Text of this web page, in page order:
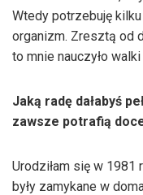
Wtedy potrzebuję
organizm. Zresztą od
to mnie nauczyło
Jaką radę dałabyś
zawsze potrafią
Urodziłam się w 1981
były zamykane w